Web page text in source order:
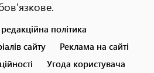
політика
сайту
Реклама на сайті
Угода користувача